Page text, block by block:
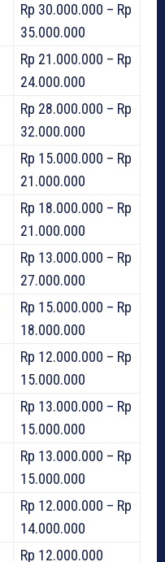
Rp 30.000.000 – Rp
35.000.000
Rp 21.000.000 – Rp
24.000.000
Rp 28.000.000 – Rp
32.000.000
Rp 15.000.000 – Rp
21.000.000
Rp 18.000.000 – Rp
21.000.000
Rp 13.000.000 – Rp
27.000.000
Rp 15.000.000 – Rp
18.000.000
Rp 12.000.000 – Rp
15.000.000
Rp 13.000.000 – Rp
15.000.000
Rp 13.000.000 – Rp
15.000.000
Rp 12.000.000 – Rp
14.000.000
Rp 12.000.000